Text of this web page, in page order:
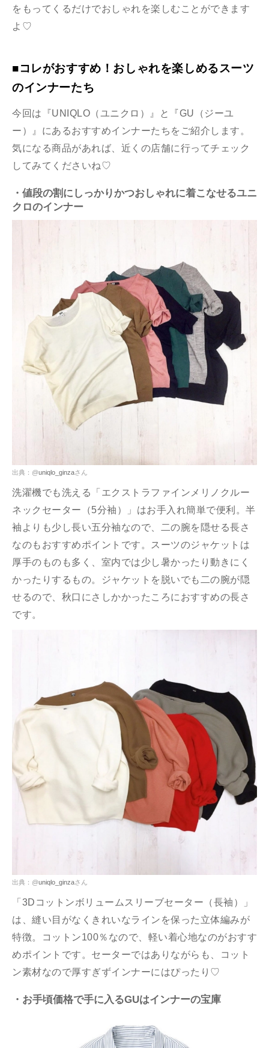
をもってくるだけでおしゃれを楽しむことができます
よ♡
■コレがおすすめ！おしゃれを楽しめるスーツ
のインナーたち
今回は『UNIQLO（ユニクロ）』と『GU（ジーユ
ー）』にあるおすすめインナーたちをご紹介します。
気になる商品があれば、近くの店舗に行ってチェック
してみてくださいね♡
・値段の割にしっかりかつおしゃれに着こなせるユニ
クロのインナー
出典：@uniqlo_ginzaさん
洗濯機でも洗える「エクストラファインメリノクルー
ネックセーター（5分袖）」はお手入れ簡単で便利。半
袖よりも少し長い五分袖なので、二の腕を隠せる長さ
なのもおすすめポイントです。スーツのジャケットは
厚手のものも多く、室内では少し暑かったり動きにく
かったりするもの。ジャケットを脱いでも二の腕が隠
せるので、秋口にさしかかったころにおすすめの長さ
です。
出典：@uniqlo_ginzaさん
「3Dコットンボリュームスリーブセーター（長袖）」
は、縫い目がなくきれいなラインを保った立体編みが
特徴。コットン100％なので、軽い着心地なのがおすす
めポイントです。セーターではありながらも、コット
ン素材なので厚すぎずインナーにはぴったり♡
・お手頃価格で手に入るGUはインナーの宝庫